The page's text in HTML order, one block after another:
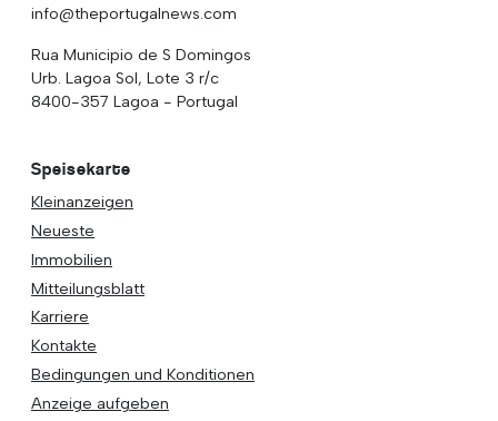
info@theportugalnews.com
Rua Municipio de S Domingos
Urb. Lagoa Sol, Lote 3 r/c
8400-357 Lagoa - Portugal
Speisekarte
Kleinanzeigen
Neueste
Immobilien
Mitteilungsblatt
Karriere
Kontakte
Bedingungen und Konditionen
Anzeige aufgeben